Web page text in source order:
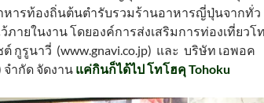
หารท้องถิ่นต้นตำรับรวมร้านอาหารญี่ปุ่นจากทั่ว
ภายในงาน โดยองค์การส่งเสริมการท่องเที่ยวโ
ต์ กูรูนาวี่ (www.gnavi.co.jp) และ บริษัท เอพอค
จำกัด จัดงาน แค่กินก็ได้ไป โทโฮคุ Tohoku